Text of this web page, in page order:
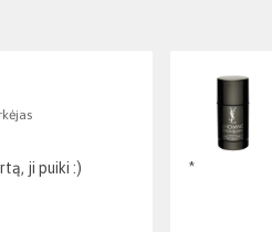
ji puiki :) *